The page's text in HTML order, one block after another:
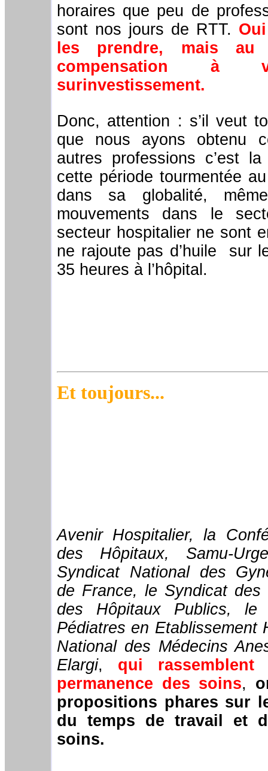
horaires que peu de
sont nos jours de RTT.
les prendre, mais
compensation
surinvestissement.
Donc, attention : s’il veut
que nous ayons obtenu
autres professions c’est
cette période tourmentée
dans sa globalité,
mouvements dans le
secteur hospitalier ne sont
ne rajoute pas d’huile sur
35 heures à l’hôpital.
Et toujours...
Avenir Hospitalier, la
des Hôpitaux, Samu-
Syndicat National des
de France, le Syndicat des
des Hôpitaux Publics, le
Pédiatres en Etablissement
National des Médecins
Elargi, qui
permanence des soins,
propositions phares sur
du temps de travail et
soins.